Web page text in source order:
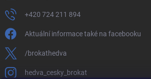
+420 724 211 894
Aktuální informace také na facebooku
/brokathedva
hedva_cesky_brokat